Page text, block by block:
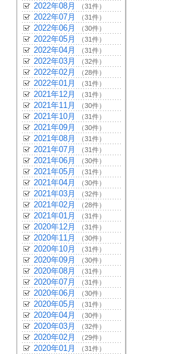
2022年08月 （31件）
2022年07月 （31件）
2022年06月 （30件）
2022年05月 （31件）
2022年04月 （31件）
2022年03月 （32件）
2022年02月 （28件）
2022年01月 （31件）
2021年12月 （31件）
2021年11月 （30件）
2021年10月 （31件）
2021年09月 （30件）
2021年08月 （31件）
2021年07月 （31件）
2021年06月 （30件）
2021年05月 （31件）
2021年04月 （30件）
2021年03月 （32件）
2021年02月 （28件）
2021年01月 （31件）
2020年12月 （31件）
2020年11月 （30件）
2020年10月 （31件）
2020年09月 （30件）
2020年08月 （31件）
2020年07月 （31件）
2020年06月 （30件）
2020年05月 （31件）
2020年04月 （30件）
2020年03月 （32件）
2020年02月 （29件）
2020年01月 （31件）